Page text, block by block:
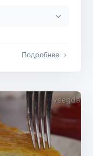
Подробнее